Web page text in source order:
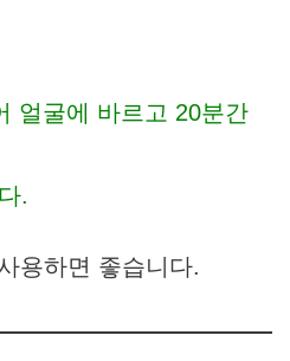
얼굴에 바르고 20분간
.
용하면 좋습니다.